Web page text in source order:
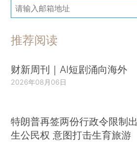
推荐阅读
财新周刊｜AI短剧涌向海外
2026年08月06日
特朗普再签两份行政令限制出
生公民权 意图打击生育旅游